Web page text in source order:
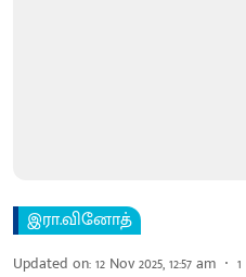
இரா.வினோத்
Updated on:12 Nov 2025, 12:57 am 1